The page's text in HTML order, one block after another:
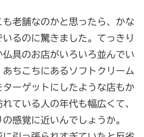
老舗なのかと思ったら、かな
るのに驚きました。てっきり
具のお店がいろいろ並んでい
ちこちにあるソフトクリーム
ーゲットにしたような店もか
ている人の年代も幅広くて、
感覚に近いんでしょうか。